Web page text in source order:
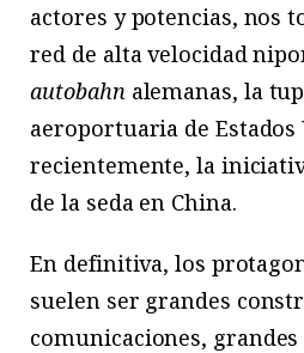
actores y potencias, nos
red de alta velocidad
autobahn alemanas, la
aeroportuaria de Estados
recientemente, la
de la seda en China.
En definitiva, los
suelen ser grandes
comunicaciones,